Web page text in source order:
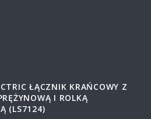
ŁĄCZNIK KRAŃCOWY Z
I ROLKĄ
(LS7124)